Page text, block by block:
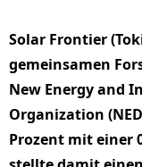
Solar Frontier
gemeinsamen
New Energy and
Organization
Prozent mit einer